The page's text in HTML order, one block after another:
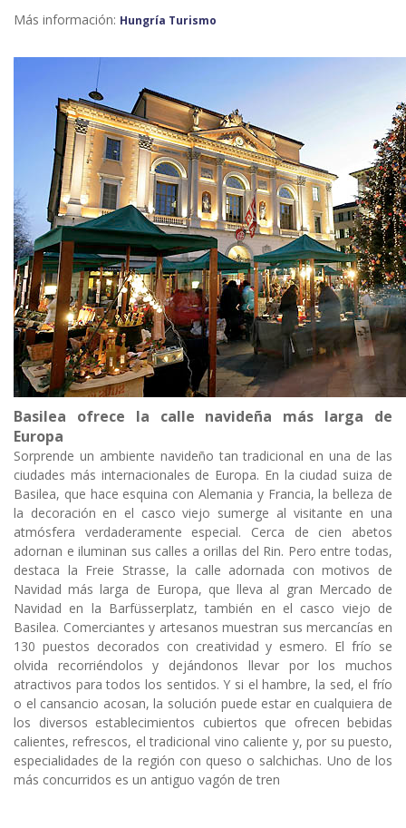
Más información: Hungría Turismo
Basilea ofrece la calle navideña más larga de
Europa
Sorprende un ambiente navideño tan tradicional en una de las
ciudades más internacionales de Europa. En la ciudad suiza de
Basilea, que hace esquina con Alemania y Francia, la belleza de
la decoración en el casco viejo sumerge al visitante en una
atmósfera verdaderamente especial. Cerca de cien abetos
adornan e iluminan sus calles a orillas del Rin. Pero entre todas,
destaca la Freie Strasse, la calle adornada con motivos de
Navidad más larga de Europa, que lleva al gran Mercado de
Navidad en la Barfüsserplatz, también en el casco viejo de
Basilea. Comerciantes y artesanos muestran sus mercancías en
130 puestos decorados con creatividad y esmero. El frío se
olvida recorriéndolos y dejándonos llevar por los muchos
atractivos para todos los sentidos. Y si el hambre, la sed, el frío
o el cansancio acosan, la solución puede estar en cualquiera de
los diversos establecimientos cubiertos que ofrecen bebidas
calientes, refrescos, el tradicional vino caliente y, por su puesto,
especialidades de la región con queso o salchichas. Uno de los
más concurridos es un antiguo vagón de tren